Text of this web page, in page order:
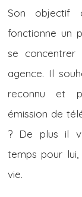
Son objectif
fonctionne un
se concentrer
agence. Il
reconnu et
émission de
? De plus il
temps pour
vie.